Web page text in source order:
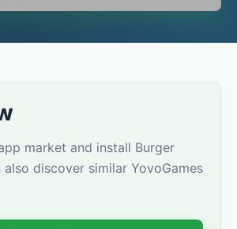
market and install Burger
also discover similar YovoGames